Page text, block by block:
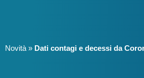
Novità » Dati contagi e decessi da